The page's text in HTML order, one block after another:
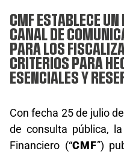
CMF ESTABLECE UN
CANAL DE
PARA LOS
CRITERIOS PARA
ESENCIALES Y
Con fecha 25 de julio
de consulta pública,
Financiero (“CMF”)